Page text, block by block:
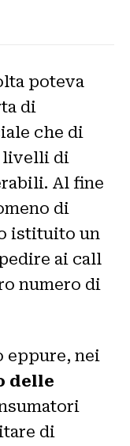
poteva
di
che di
livelli di
Al fine
di
istituito un
ai call
numero di
eppure, nei
delle
di